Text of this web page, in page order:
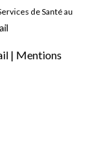
de Santé au
| Mentions